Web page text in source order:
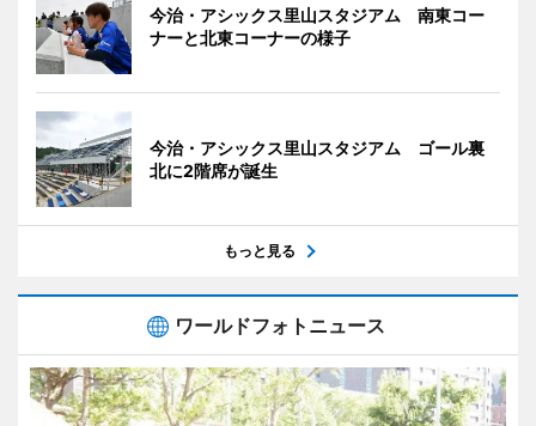
今治・アシックス里山スタジアム 南東コー
ナーと北東コーナーの様子
今治・アシックス里山スタジアム ゴール裏
北に2階席が誕生
もっと見る
ワールドフォトニュース